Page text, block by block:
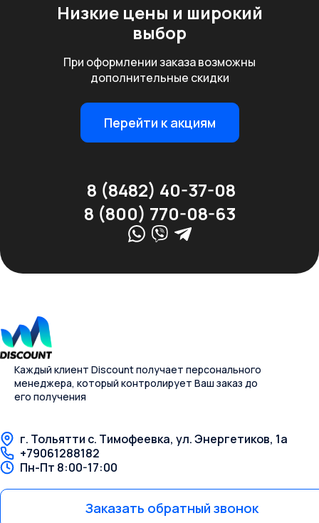
Низкие цены и широкий
выбор
При оформлении заказа возможны
дополнительные скидки
Перейти к акциям
8 (8482) 40-37-08
8 (800) 770-08-63
Каждый клиент Discount получает персонального
менеджера, который контролирует Ваш заказ до
его получения
г. Тольятти с. Тимофеевка, ул. Энергетиков, 1а
+79061288182
Пн-Пт 8:00-17:00
Заказать обратный звонок